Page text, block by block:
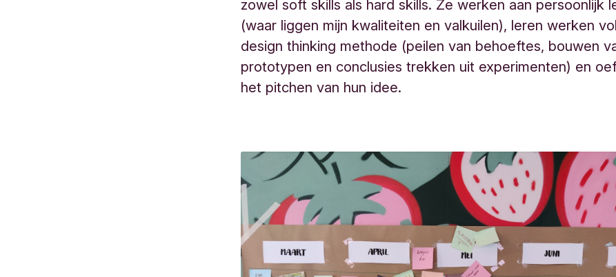
zowel soft skills als hard skills. Ze werken aan persoonlijk
(waar liggen mijn kwaliteiten en valkuilen), leren werken
design thinking methode (peilen van behoeftes, bouwen
prototypen en conclusies trekken uit experimenten) en
het pitchen van hun idee.